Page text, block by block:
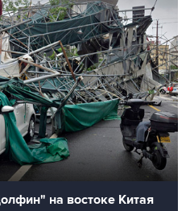
на востоке Китая